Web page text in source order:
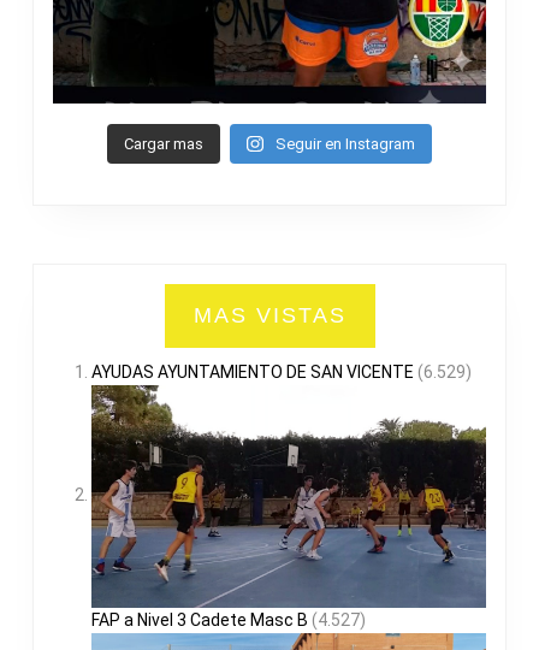
Cargar mas Seguir en Instagram
MAS VISTAS
AYUDAS AYUNTAMIENTO DE SAN VICENTE (6.529)
FAP a Nivel 3 Cadete Masc B (4.527)